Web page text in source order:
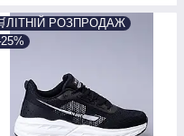
РОЗПРОДАЖ